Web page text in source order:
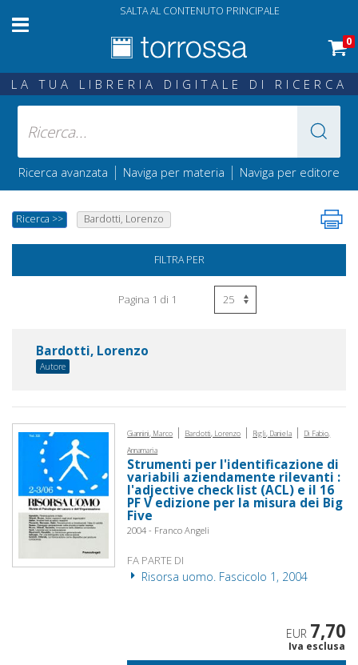
SALTA AL CONTENUTO PRINCIPALE
0
LA TUA LIBRERIA DIGITALE DI RICERCA
Ricerca avanzata | Naviga per materia | Naviga per editore
Ricerca >> Bardotti, Lorenzo
FILTRA PER
Pagina 1 di 1
Bardotti, Lorenzo
Autore
Giannini, Marco | Bardotti, Lorenzo | Rigli, Daniela |
Di Fabio,
Annamaria
Strumenti per l'identificazione di
variabili aziendamente rilevanti :
l'adjective check list (ACL) e il 16
PF V edizione per la misura dei Big
Five
2004 - Franco Angeli
FA PARTE DI
Risorsa uomo. Fascicolo 1, 2004
EUR 7,70
Iva esclusa